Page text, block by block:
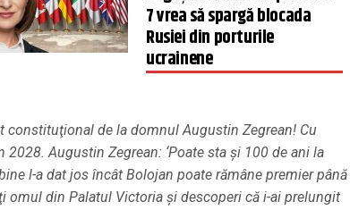
7 vrea să spargă blocada
Rusiei din porturile
ucrainene
constituţional de la domnul Augustin Zegrean! Cu
Augustin Zegrean: ‘Poate sta şi 100 de ani la
l-a dat jos încât Bolojan poate rămâne premier până
omul din Palatul Victoria şi descoperi că i-ai prelungit